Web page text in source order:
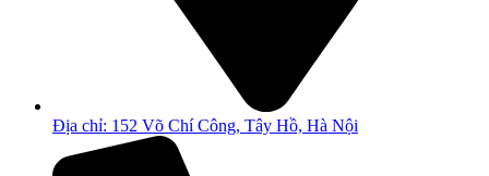
Địa chỉ: 152 Võ Chí Công, Tây Hồ, Hà Nội